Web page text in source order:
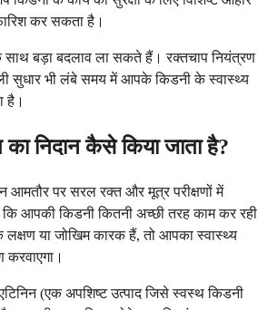
कर सकता है।
बड़ा बदलाव ला सकते हैं। रक्तचाप नियंत्रण
सुधार भी लंबे समय में आपके किडनी के स्वास्थ्य
है।
का निदान कैसे किया जाता है?
आमतौर पर सरल रक्त और मूत्र परीक्षणों में
कि आपकी किडनी कितनी अच्छी तरह काम कर रही
या जोखिम कारक हैं, तो आपका स्वास्थ्य
करवाएगा।
(एक अपशिष्ट उत्पाद जिसे स्वस्थ किडनी